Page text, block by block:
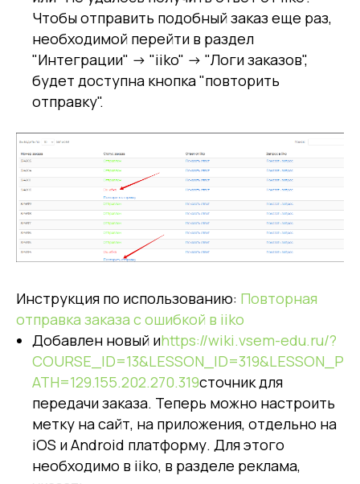
Чтобы отправить подобный заказ еще раз,
необходимой перейти в раздел
"Интеграции" -> "iiko" -> "Логи заказов",
будет доступна кнопка "повторить
отправку".
Инструкция по использованию: Повторная
отправка заказа с ошибкой в iiko
Добавлен новый иhttps://wiki.vsem-edu.ru/?
COURSE_ID=13&LESSON_ID=319&LESSON_P
ATH=129.155.202.270.319сточник для
передачи заказа. Теперь можно настроить
метку на сайт, на приложения, отдельно на
iOS и Android платформу. Для этого
необходимо в iiko, в разделе реклама,